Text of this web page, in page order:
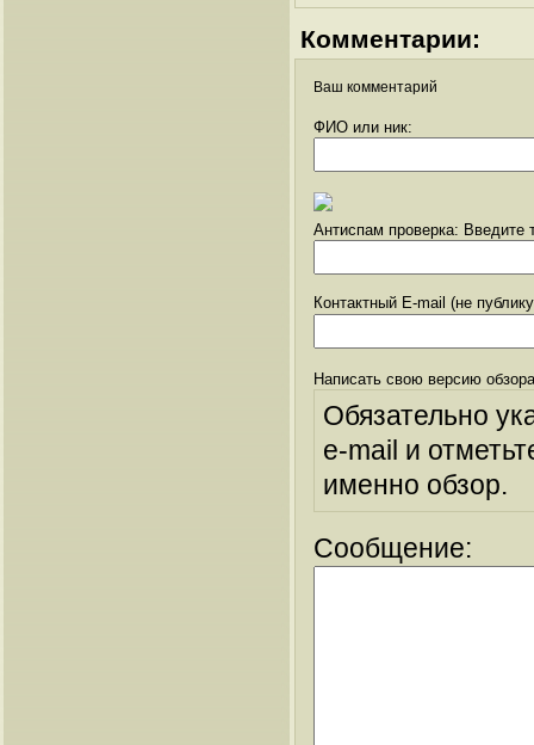
Комментарии:
Ваш комментарий
ФИО или ник:
Антиспам проверка: Введите
Контактный E-mail (не
Написать свою версию
Обязательно
e-mail и
именно обзор.
Сообщение: